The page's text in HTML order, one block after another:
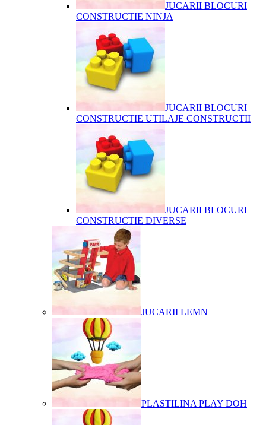
JUCARII BLOCURI
CONSTRUCTIE NINJA
JUCARII BLOCURI
CONSTRUCTIE UTILAJE CONSTRUCTII
JUCARII BLOCURI
CONSTRUCTIE DIVERSE
JUCARII LEMN
PLASTILINA PLAY DOH